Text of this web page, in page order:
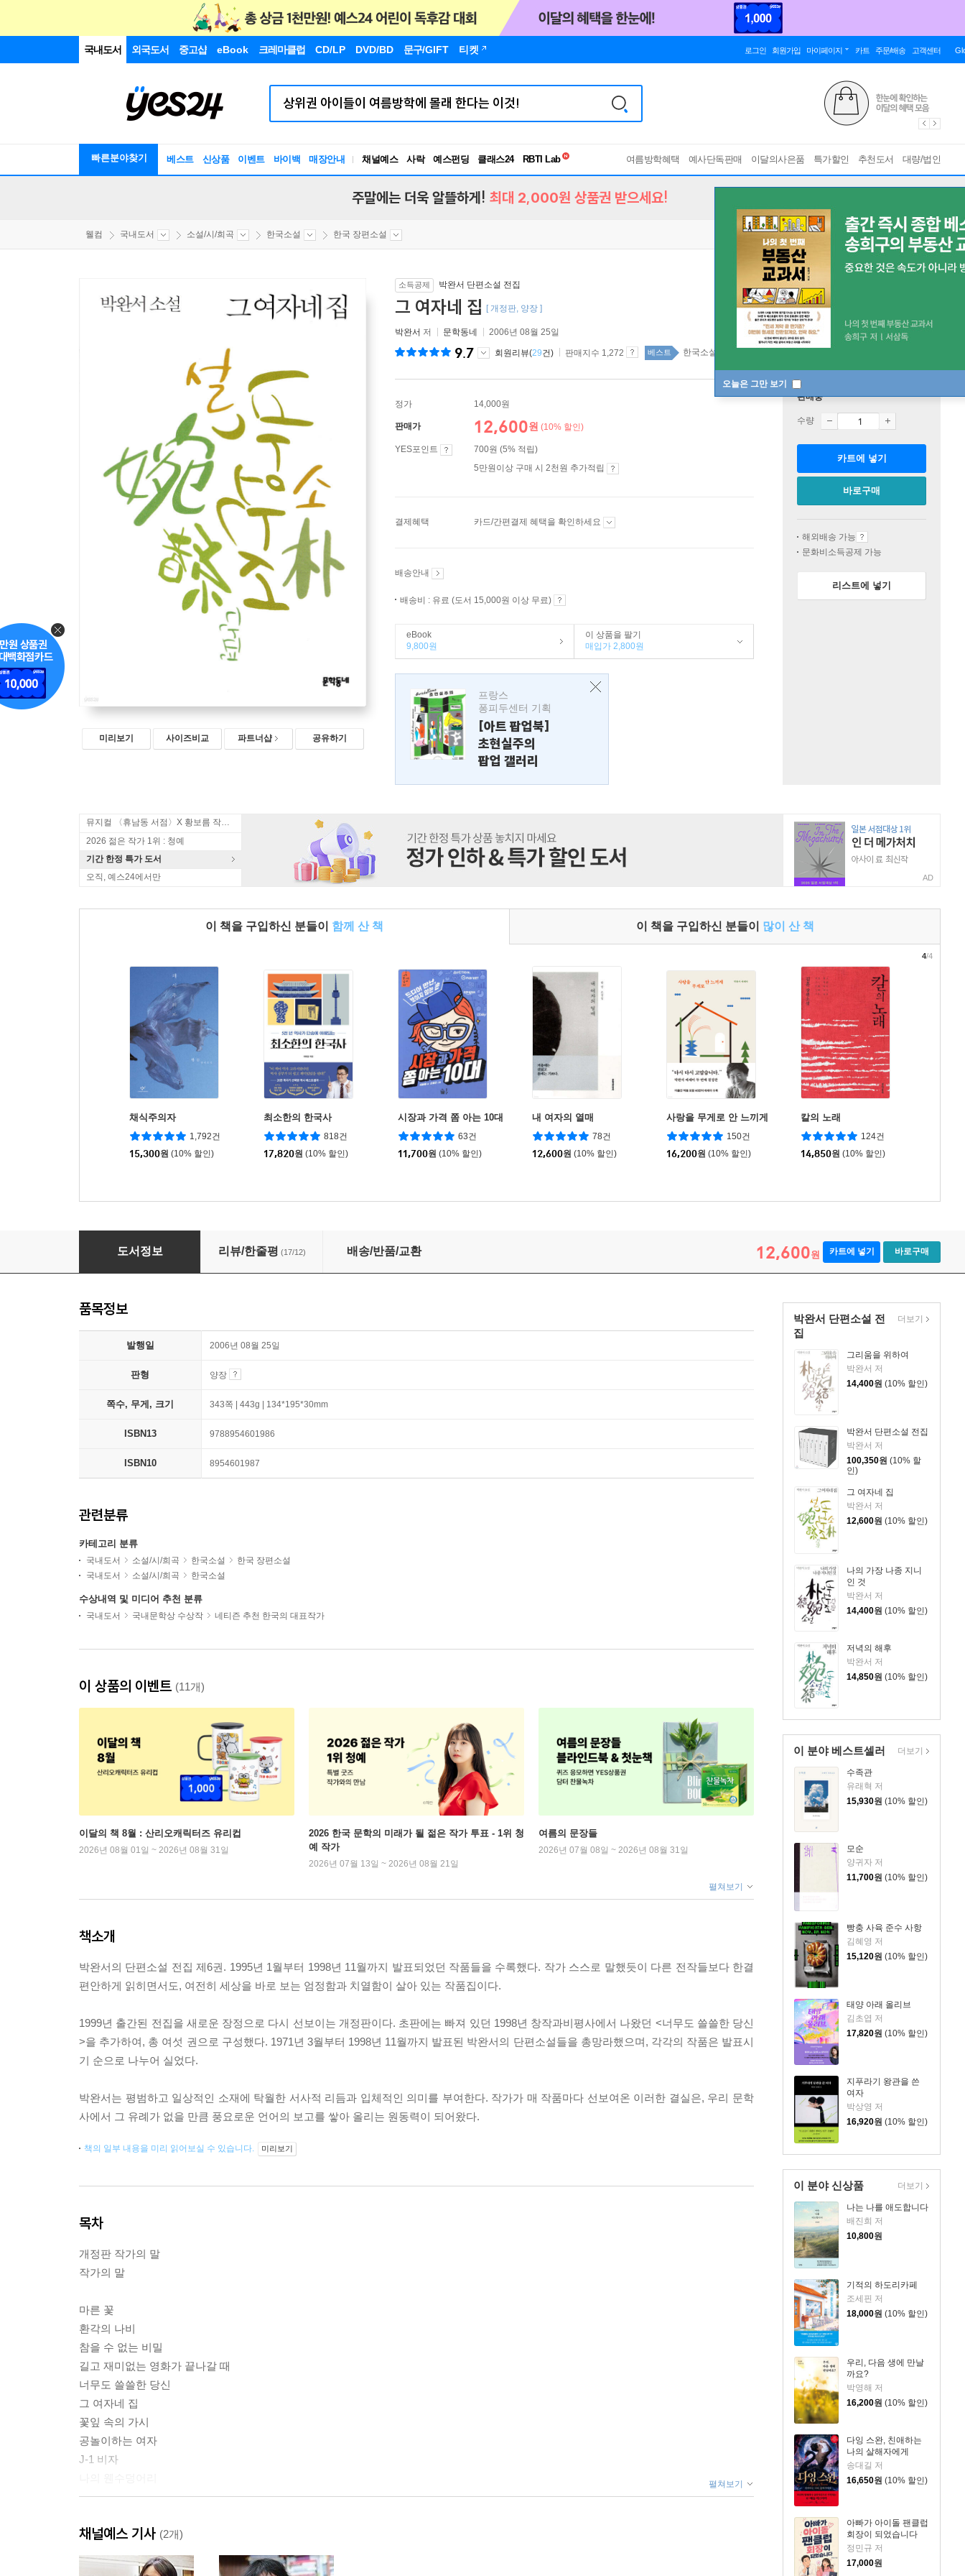
국내도서 외국도서 중고샵 eBook 크레마클럽 CD/LP DVD/BD 문구/GIFT 티켓 로그인 회원가입 마이페이지 카트 주문/배송 고객센터
빠른분야찾기 베스트 신상품 이벤트 바이백 매장안내 채널예스 사락 예스펀딩 클래스24
RBTI Lab
독서유형검사
여름방학혜택 예사단독판매 이달의사은품 특가할인 추천도서 대량/법인
오늘은 그만 보기
주말에는 더욱 알뜰하게! 최대 2,000원 상품권 받으세요!
웰컴 국내도서 소설/시/희곡 한국소설 한국 장편소설
미리보기 사이즈비교 파트너샵 공유하기
소득공제 박완서 단편소설 전집
그 여자네 집 [ 개정판, 양장 ]
박완서 저 문학동네 2006년 08월 25일
9.7 회원리뷰(29건) 판매지수 1,272 베스트 한국소설 top100 1주
정가 14,000원
판매가 12,600원 (10% 할인)
YES포인트
700원 (5% 적립)
5만원이상 구매 시 2천원 추가적립
결제혜택 카드/간편결제 혜택을 확인하세요
배송안내
배송비 : 유료 (도서 15,000원 이상 무료)
eBook
9,800원
이 상품을 팔기
매입가 2,800원
프랑스
퐁피두센터 기획
[아트 팝업북]
초현실주의
팝업 갤러리
판매중
수량
카트에 넣기
바로구매
해외배송 가능
문화비소득공제 가능
리스트에 넣기
뮤지컬 〈휴남동 서점〉X 황보름 작가 북토크
2026 젊은 작가 1위 : 청예
기간 한정 특가 도서
오직, 예스24에서만
AD
이 책을 구입하신 분들이 함께 산 책 이 책을 구입하신 분들이 많이 산 책
채식주의자
1,792건
15,300원 (10% 할인)
최소한의 한국사
818건
17,820원 (10% 할인)
시장과 가격 쫌 아는 10대
63건
11,700원 (10% 할인)
내 여자의 열매
78건
12,600원 (10% 할인)
사랑을 무게로 안 느끼게
150건
16,200원 (10% 할인)
칼의 노래
124건
14,850원 (10% 할인)
4/4
그 여자네 집
도서정보 리뷰/한줄평 (17/12) 배송/반품/교환 12,600원 카트에 넣기 바로구매
박완서 단편소설 전
집
그리움을 위하여
박완서 저
14,400원 (10% 할인)
박완서 단편소설 전집
박완서 저
100,350원 (10% 할
인)
그 여자네 집
박완서 저
12,600원 (10% 할인)
나의 가장 나종 지니
인 것
박완서 저
14,400원 (10% 할인)
저녁의 해후
박완서 저
14,850원 (10% 할인)
더보기
이 분야 베스트셀러
수족관
유래혁 저
15,930원 (10% 할인)
모순
양귀자 저
11,700원 (10% 할인)
빵충 사육 준수 사항
김혜영 저
15,120원 (10% 할인)
태양 아래 올리브
김초엽 저
17,820원 (10% 할인)
지푸라기 왕관을 쓴
여자
박상영 저
16,920원 (10% 할인)
더보기
이 분야 신상품
나는 나를 애도합니다
배진희 저
10,800원
기적의 하도리카페
조세핀 저
18,000원 (10% 할인)
우리, 다음 생에 만날
까요?
박영해 저
16,200원 (10% 할인)
다잉 스완, 친애하는
나의 살해자에게
송대길 저
16,650원 (10% 할인)
아빠가 아이돌 팬클럽
회장이 되었습니다
정민규 저
17,000원
더보기
품목정보
발행일 2006년 08월 25일
판형 양장
쪽수, 무게, 크기 343쪽 | 443g | 134*195*30mm
ISBN13 9788954601986
ISBN10 8954601987
관련분류
카테고리 분류
국내도서 소설/시/희곡 한국소설
한국 장편소설
국내도서
소설/시/희곡 한국소설
수상내역 및 미디어 추천 분류
국내도서 국내문학상 수상작 네티즌 추천 한국의 대표작가
이 상품의 이벤트 (11개)
이달의 책 8월 : 산리오캐릭터즈 유리컵
2026년 08월 01일 ~ 2026년 08월 31일
2026 한국 문학의 미래가 될 젊은 작가 투표 - 1위 청
예 작가
2026년 07월 13일 ~ 2026년 08월 21일
여름의 문장들
2026년 07월 08일 ~ 2026년 08월 31일
펼쳐보기
책소개
박완서의 단편소설 전집 제6권. 1995년 1월부터 1998년 11월까지 발표되었던 작품들을 수록했다. 작가 스스로 말했듯이 다른 전작들보다 한결
편안하게 읽히면서도, 여전히 세상을 바로 보는 엄정함과 치열함이 살아 있는 작품집이다.
1999년 출간된 전집을 새로운 장정으로 다시 선보이는 개정판이다. 초판에는 빠져 있던 1998년 창작과비평사에서 나왔던 <너무도 쓸쓸한 당신
>을 추가하여, 총 여섯 권으로 구성했다. 1971년 3월부터 1998년 11월까지 발표된 박완서의 단편소설들을 총망라했으며, 각각의 작품은 발표시
기 순으로 나누어 실었다.
박완서는 평범하고 일상적인 소재에 탁월한 서사적 리듬과 입체적인 의미를 부여한다. 작가가 매 작품마다 선보여온 이러한 결실은, 우리 문학
사에서 그 유례가 없을 만큼 풍요로운 언어의 보고를 쌓아 올리는 원동력이 되어왔다.
책의 일부 내용을 미리 읽어보실 수 있습니다. 미리보기
목차
개정판 작가의 말
작가의 말
마른 꽃
환각의 나비
참을 수 없는 비밀
길고 재미없는 영화가 끝나갈 때
너무도 쓸쓸한 당신
그 여자네 집
꽃잎 속의 가시
공놀이하는 여자
J-1 비자
단편소설 연보
펼쳐보기
채널예스 기사 (2개)